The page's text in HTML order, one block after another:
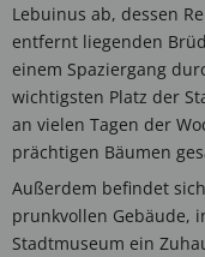
Lebuinus ab, dessen
entfernt liegenden
einem Spaziergang
wichtigsten Platz der
an vielen Tagen der
prächtigen Bäumen
Außerdem befindet
prunkvollen Gebäude,
Stadtmuseum ein